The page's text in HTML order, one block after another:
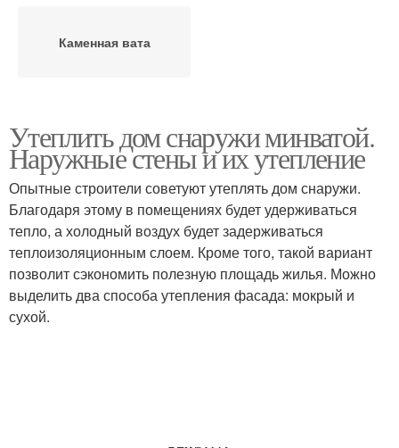
Каменная вата
Утеплить дом снаружи минватой.
Наружные стены и их утепление
Опытные строители советуют утеплять дом снаружи.
Благодаря этому в помещениях будет удерживаться
тепло, а холодный воздух будет задерживаться
теплоизоляционным слоем. Кроме того, такой вариант
позволит сэкономить полезную площадь жилья. Можно
выделить два способа утепления фасада: мокрый и
сухой.